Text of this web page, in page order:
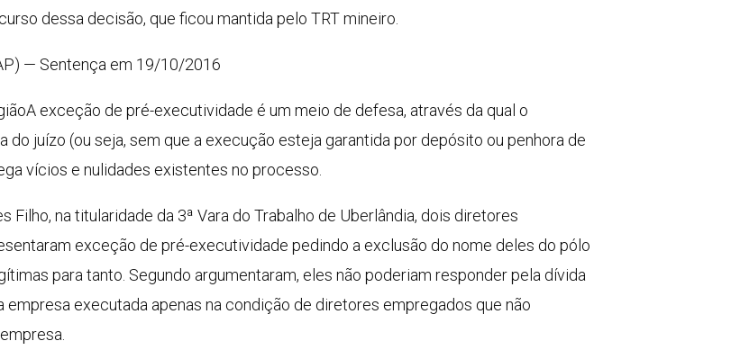
dessa decisão, que ficou mantida pelo TRT mineiro.
— Sentença em 19/10/2016
exceção de pré-executividade é um meio de defesa, através da qual o
juízo (ou seja, sem que a execução esteja garantida por depósito ou penhora de
vícios e nulidades existentes no processo.
Filho, na titularidade da 3ª Vara do Trabalho de Uberlândia, dois diretores
exceção de pré-executividade pedindo a exclusão do nome deles do pólo
para tanto. Segundo argumentaram, eles não poderiam responder pela dívida
executada apenas na condição de diretores empregados que não